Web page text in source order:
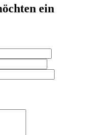
ein